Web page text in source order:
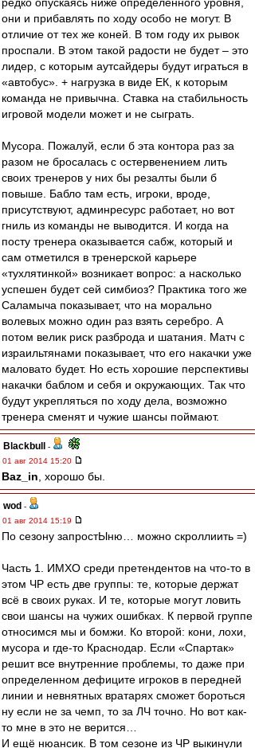
они и прибавлять по ходу особо не могут. В
отличие от тех же коней. В том году их рывок
проспали. В этом такой радости не будет – это
лидер, с которым аутсайдеры будут играться в
«автобус». + нагрузка в виде ЕК, к которым
команда не привычна. Ставка на стабильность
игровой модели может и не сыграть.
Мусора. Пожалуй, если б эта контора раз за
разом не бросалась с остервенением лить
своих тренеров у них бы резалты были б
повыше. Бабло там есть, игроки, вроде,
присутствуют, админресурс работает, но вот
гниль из команды не выводится. И когда на
посту тренера оказывается сабж, который и
сам отметился в тренерской карьере
«тухлятинкой» возникает вопрос: а насколько
успешен будет сей симбиоз? Практика того же
Саламыча показывает, что на морально
волевых можно один раз взять серебро. А
потом велик риск разброда и шатания. Матч с
израильтянами показывает, что его накачки уже
маловато будет. Но есть хорошие перспективы
накачки баблом и себя и окружающих. Так что
будут укрепляться по ходу дела, возможно
тренера сменят и чужие шансы поймают.
Blackbull
-
01 авг 2014 15:20
Baz_in , хорошо бы.
wod -
01 авг 2014 15:19
По сезону запростЫню… можно скроллиить =)
Часть 1. ИМХО среди претендентов на что-то в
этом ЧР есть две группы: те, которые держат
всё в своих руках. И те, которые могут ловить
свои шансы на чужих ошибках. К первой группе
относимся мы и бомжи. Ко второй: кони, лохи,
мусора и где-то Краснодар. Если «Спартак»
решит все внутренние проблемы, то даже при
определенном дефиците игроков в передней
линии и невнятных вратарях сможет бороться
ну если не за чемп, то за ЛЧ точно. Но вот как-
то мне в это не верится…
И ещё нюансик. В том сезоне из ЧР выкинули